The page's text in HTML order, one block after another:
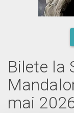
Bilete la
mai